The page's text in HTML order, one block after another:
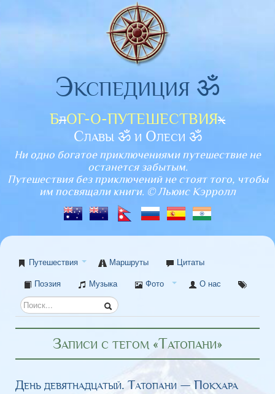
Экспедиция ॐ
БлОГ-О-ПУТЕШЕСТВИЯх
Славы ॐ и Олеси ॐ
Ни одно богатое приключениями путешествие не
останется забытым.
Путешествия без приключений не стоят того, чтобы
им посвящали книги. © Льюис Кэрролл
Путешествия Маршруты
Цитаты
Поэзия
Музыка Фото О нас
Записи с тегом «Татопани»
День девятнадцатый. Татопани — Покхара